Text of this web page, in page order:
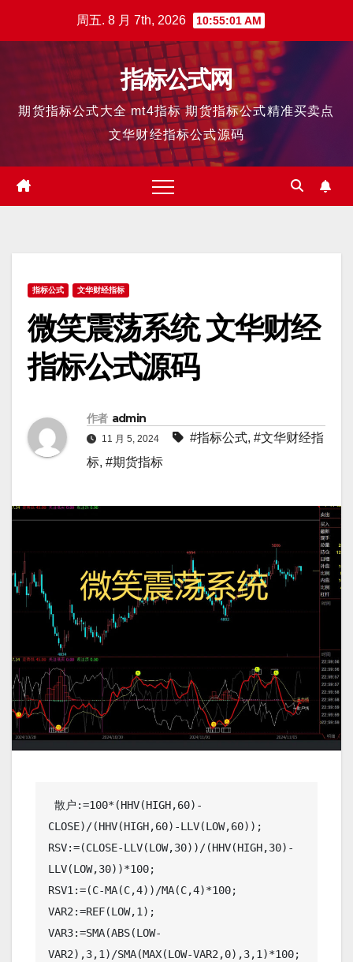
周五. 8 月 7th, 2026 10:55:02 AM
指标公式网
期货指标公式大全 mt4指标 期货指标公式精准买卖点
文华财经指标公式源码
指标公式 文华财经指标
微笑震荡系统 文华财经
指标公式源码
作者 admin
11 月 5, 2024 #指标公式, #文华财经指
标, #期货指标
CLOSE)/(HHV(HIGH,60)-LLV(LOW,60));
RSV:=(CLOSE-LLV(LOW,30))/(HHV(HIGH,30)-
LLV(LOW,30))*100;
RSV1:=(C-MA(C,4))/MA(C,4)*100;
VAR2:=REF(LOW,1);
VAR3:=SMA(ABS(LOW-
VAR2),3,1)/SMA(MAX(LOW-VAR2,0),3,1)*100;